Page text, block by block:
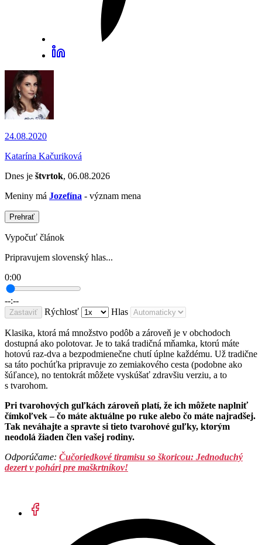
24.08.2020
Katarína Kačuriková
Dnes je štvrtok, 06.08.2026
Meniny má Jozefína - význam mena
Prehrať
Vypočuť článok
Pripravujem slovenský hlas...
0:00
--:--
Zastaviť Rýchlosť Hlas
Klasika, ktorá má množstvo podôb a zároveň je v obchodoch
dostupná ako polotovar. Je to taká tradičná mňamka, ktorú máte
hotovú raz-dva a bezpodmienečne chutí úplne každému. Už tradične
sa táto pochúťka pripravuje zo zemiakového cesta (podobne ako
šúľance), no tentokrát môžete vyskúšať zdravšiu verziu, a to
s tvarohom.
Pri tvarohových guľkách zároveň platí, že ich môžete naplniť
čímkoľvek – čo máte aktuálne po ruke alebo čo máte najradšej.
Tak neváhajte a spravte si tieto tvarohové guľky, ktorým
neodolá žiaden člen vašej rodiny.
Odporúčame: Čučoriedkové tiramisu so škoricou: Jednoduchý
dezert v pohári pre maškrtníkov!